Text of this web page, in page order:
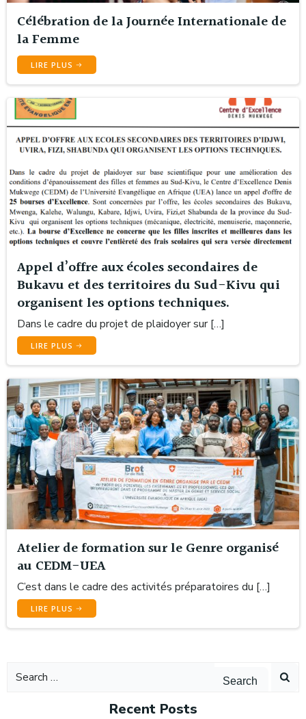
Célébration de la Journée Internationale de
la Femme
LIRE PLUS
Appel d’offre aux écoles secondaires de
Bukavu et des territoires du Sud-Kivu qui
organisent les options techniques.
Dans le cadre du projet de plaidoyer sur […]
LIRE PLUS
Atelier de formation sur le Genre organisé
au CEDM-UEA
C’est dans le cadre des activités préparatoires du […]
LIRE PLUS
Search
Recent Posts